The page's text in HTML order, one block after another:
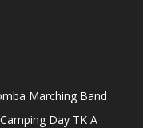
Marching Band
Camping Day TK A